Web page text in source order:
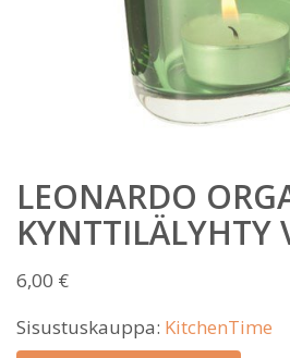
LEONARDO
KYNTTILÄLYHTY
6,00 €
Sisustuskauppa: KitchenTime